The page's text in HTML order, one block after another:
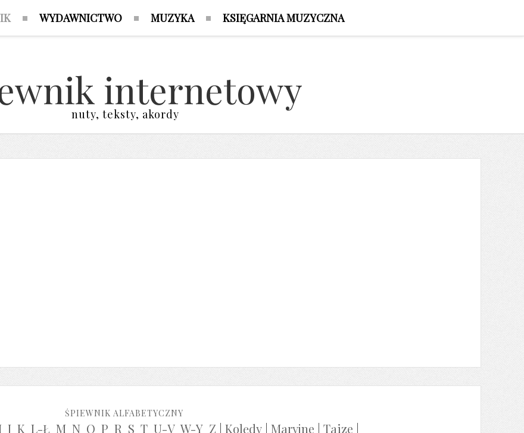
WYDAWNICTWO MUZYKA KSIĘGARNIA MUZYCZNA
internetowy
nuty, teksty, akordy
ŚPIEWNIK ALFABETYCZNY
J K L-Ł M N O P R S T U-V W-Y Z Kolędy| Maryjne Taize